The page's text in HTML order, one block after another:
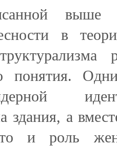
выше
в
понятия.
здания, а
и роль